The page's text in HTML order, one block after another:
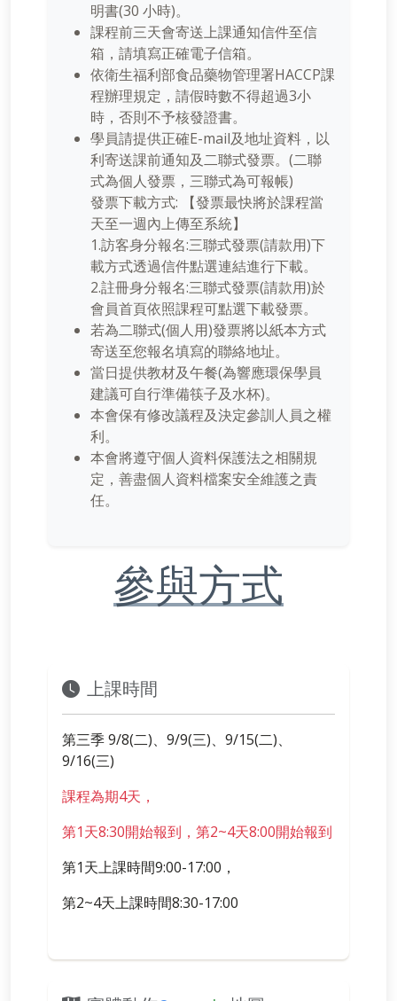
明書(30 小時)。
課程前三天會寄送上課通知信件至信
箱，請填寫正確電子信箱。
依衛生福利部食品藥物管理署HACCP課
程辦理規定，請假時數不得超過3小
時，否則不予核發證書。
學員請提供正確E-mail及地址資料，以
利寄送課前通知及二聯式發票。(二聯
式為個人發票，三聯式為可報帳)
發票下載方式: 【發票最快將於課程當
天至一週內上傳至系統】
1.訪客身分報名:三聯式發票(請款用)下
載方式透過信件點選連結進行下載。
2.註冊身分報名:三聯式發票(請款用)於
會員首頁依照課程可點選下載發票。
若為二聯式(個人用)發票將以紙本方式
寄送至您報名填寫的聯絡地址。
當日提供教材及午餐(為響應環保學員
建議可自行準備筷子及水杯)。
本會保有修改議程及決定參訓人員之權
利。
本會將遵守個人資料保護法之相關規
定，善盡個人資料檔案安全維護之責
任。
參與方式
上課時間
第三季 9/8(二)、9/9(三)、9/15(二)、
9/16(三)
課程為期4天，
第1天8:30開始報到，第2~4天8:00開始報到
第1天上課時間9:00-17:00，
第2~4天上課時間8:30-17:00